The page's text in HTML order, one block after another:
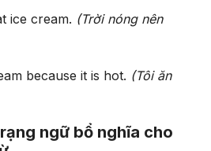
ice cream. (Trời nóng nên
because it is hot. (Tôi ăn
ngữ bổ nghĩa cho